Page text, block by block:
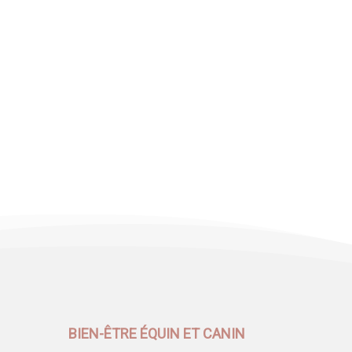
BIEN-ÊTRE ÉQUIN ET CANIN